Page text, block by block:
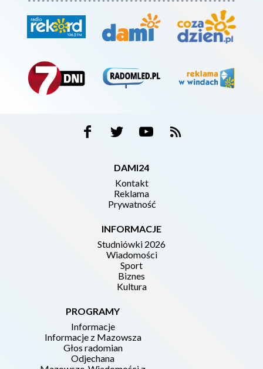
DAMI24
Kontakt
Reklama
Prywatność
INFORMACJE
Studniówki 2026
Wiadomości
Sport
Biznes
Kultura
PROGRAMY
Informacje
Informacje z Mazowsza
Głos radomian
Odjechana